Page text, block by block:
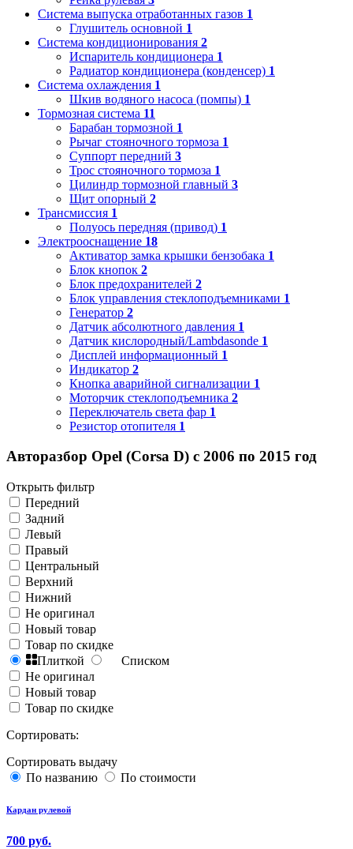
Система выпуска отработанных газов 1
Глушитель основной 1
Система кондиционирования 2
Испаритель кондиционера 1
Радиатор кондиционера (конденсер) 1
Система охлаждения 1
Шкив водяного насоса (помпы) 1
Тормозная система 11
Барабан тормозной 1
Рычаг стояночного тормоза 1
Суппорт передний 3
Трос стояночного тормоза 1
Цилиндр тормозной главный 3
Щит опорный 2
Трансмиссия 1
Полуось передняя (привод) 1
Электрооснащение 18
Активатор замка крышки бензобака 1
Блок кнопок 2
Блок предохранителей 2
Блок управления стеклоподъемниками 1
Генератор 2
Датчик абсолютного давления 1
Датчик кислородный/Lambdasonde 1
Дисплей информационный 1
Индикатор 2
Кнопка аварийной сигнализации 1
Моторчик стеклоподъемника 2
Переключатель света фар 1
Резистор отопителя 1
Авторазбор Opel (Corsa D) с 2006 по 2015 год
Открыть фильтр
Передний
Задний
Левый
Правый
Центральный
Верхний
Нижний
Не оригинал
Новый товар
Товар по скидке
Плиткой
Списком
Не оригинал
Новый товар
Товар по скидке
Сортировать:
Сортировать выдачу
По названию
По стоимости
Кардан рулевой
700 руб.